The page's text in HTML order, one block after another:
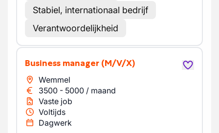
Stabiel, internationaal bedrijf
Verantwoordelijkheid
Business manager (M/V/X)
Wemmel
3500 - 5000 / maand
Vaste job
Voltijds
Dagwerk